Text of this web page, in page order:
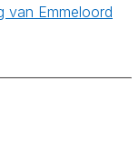
van Emmeloord